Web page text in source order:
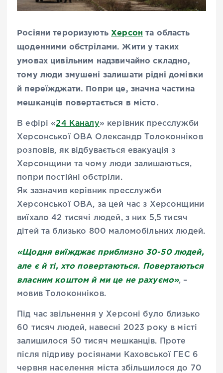
Росіяни тероризують Херсон та область
щоденними обстрілами. Жити у таких
умовах цивільним надзвичайно складно,
тому люди змушені залишати рідні домівки
й переїжджати. Попри це, значна частина
мешканців повертається в місто.
В ефірі «24 Каналу» керівник пресслужби
Херсонської ОВА Олександр Толоконніков
розповів, як відбувається евакуація з
Херсонщини та чому люди залишаються,
попри постійні обстріли.
Як зазначив керівник пресслужби
Херсонської ОВА, за цей час з Херсонщини
виїхало 42 тисячі людей, з них 5,5 тисяч
дітей та близько 800 маломобільних людей.
«Щодня виїжджає приблизно 30-50 людей,
але є й ті, хто повертаються. Повертаються
власним коштом й ми це не рахуємо», –
мовив Толоконніков.
Під час звільнення у Херсоні було близько
60 тисяч людей, навесні 2023 року в місті
залишилося 50 тисяч мешканців. Проте
після підриву росіянами Каховської ГЕС 6
червня населення міста збільшилося до 70